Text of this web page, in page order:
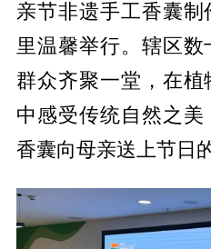
亲节非遗手工香囊
里温馨举行。辖区
群众齐聚一堂，在
中感受传统自然之
香囊向母亲送上节日